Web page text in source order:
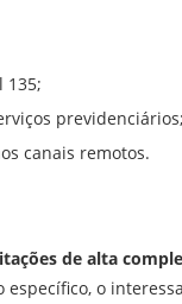
135;
canais remotos.
de alta
o